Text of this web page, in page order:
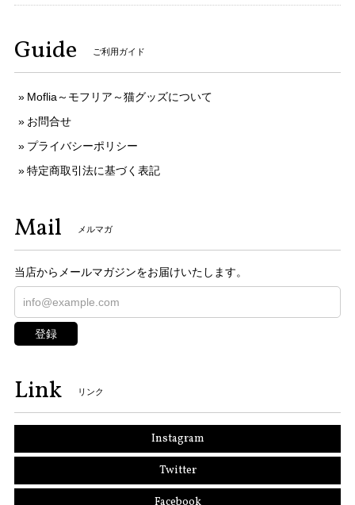
Guide ご利用ガイド
Moflia～モフリア～猫グッズについて
お問合せ
プライバシーポリシー
特定商取引法に基づく表記
Mail メルマガ
当店からメールマガジンをお届けいたします。
登録
Link リンク
Instagram
Twitter